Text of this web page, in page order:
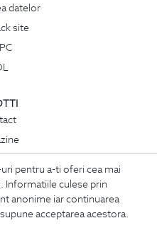
pentru a-ti oferi cea mai
Informatiile culese prin
anonime iar continuarea
acceptarea acestora.
datelor
site